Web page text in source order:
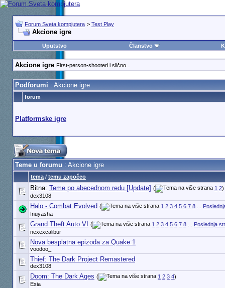
Forum Sveta kompjutera > Test Play
Akcione igre
Uputstvo Članstvo
Akcione igre First-person-shooteri i slično...
Podforumi : Akcione igre
forum
Platformske igre
Teme u forumu: Akcione igre
tema/ temu započeo
Bitna: Teme po abecednom redu [Update] ( 1 2)
dex3108
Halo - Combat Evolved ( 1 2 3 4 5 6 7 8...
Inuyasha
Grand Theft Auto VI ( 1 2 3 4 5 6 7 8... Poslednja
nexexcalibur
Nova besplatna epizoda za Quake 1
voodoo_
Thief: The Dark Project Remastered
dex3108
Doom: The Dark Ages ( 1 2 3 4)
Exia